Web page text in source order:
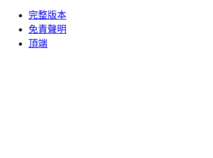
完整版本
免責聲明
頂端